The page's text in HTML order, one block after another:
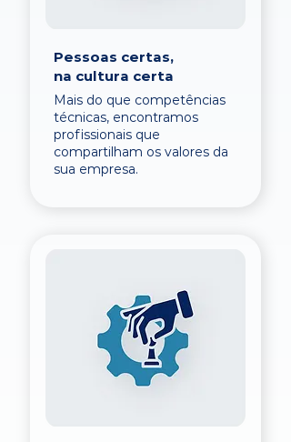
Pessoas certas,
na cultura certa
Mais do que competências
técnicas, encontramos
profissionais que
compartilham os valores da
sua empresa.